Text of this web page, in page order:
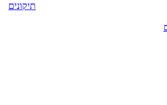
תיקונים